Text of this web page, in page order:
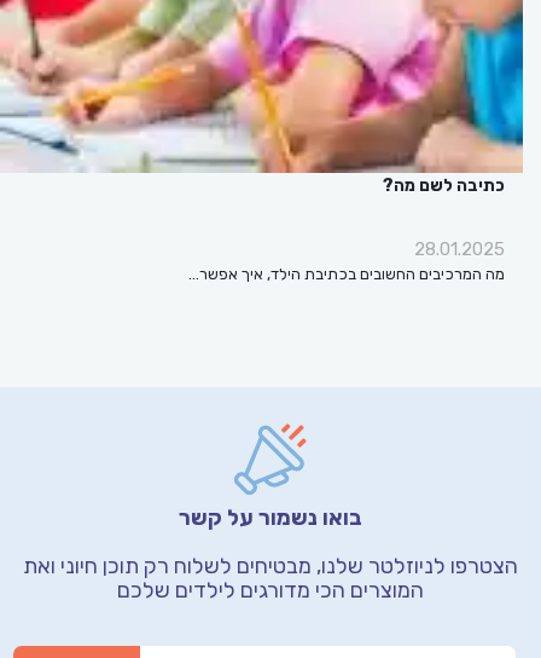
כתיבה לשם מה?
28.01.2025
מה המרכיבים החשובים בכתיבת הילד, איך אפשר…
בואו נשמור על קשר
הצטרפו לניוזלטר שלנו, מבטיחים לשלוח רק תוכן חיוני ואת
המוצרים הכי מדורגים לילדים שלכם